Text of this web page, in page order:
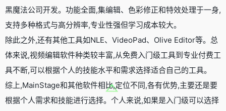
黑魔法公司开发。功能全面,集编辑、色彩修正和特效处理于一身,
支持多种格式与高分辨率,专业性强但学习成本较大。
除此之外,还有其他工具如NLE、VideoPad、Olive Editor等。总
体来说,视频编辑软件种类较丰富,从免费入门级工具到专业付费工
具不断,可以根据个人的技能水平和需求选择适合自己的工具。
综上,MainStage和其他软件相比,定位不同,各有优势,主要还是要
根据个人需求和技能进行选择。个人来说,如果是入门级可以选择